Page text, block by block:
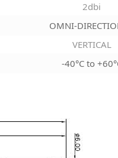
2dbi
OMNI-
VERTICAL
-40°C to